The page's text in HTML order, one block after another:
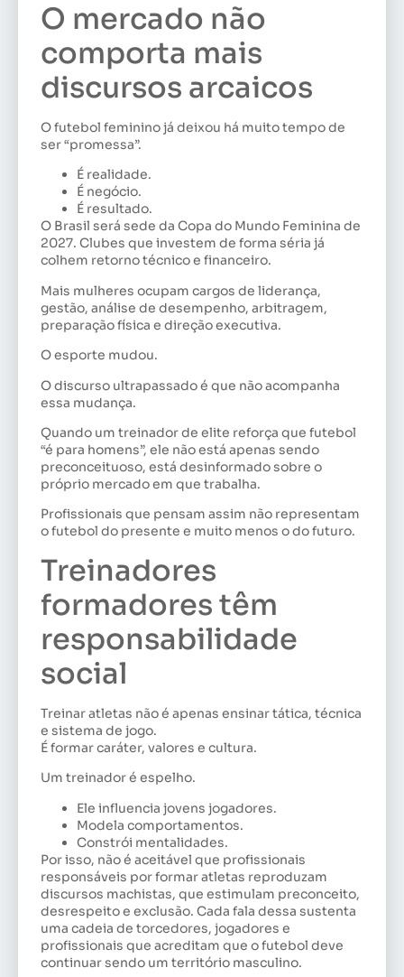
O mercado não
comporta mais
discursos arcaicos
O futebol feminino já deixou há muito tempo de
ser “promessa”.
É realidade.
É negócio.
É resultado.
O Brasil será sede da Copa do Mundo Feminina de
2027. Clubes que investem de forma séria já
colhem retorno técnico e financeiro.
Mais mulheres ocupam cargos de liderança,
gestão, análise de desempenho, arbitragem,
preparação física e direção executiva.
O esporte mudou.
O discurso ultrapassado é que não acompanha
essa mudança.
Quando um treinador de elite reforça que futebol
“é para homens”, ele não está apenas sendo
preconceituoso, está desinformado sobre o
próprio mercado em que trabalha.
Profissionais que pensam assim não representam
o futebol do presente e muito menos o do futuro.
Treinadores
formadores têm
responsabilidade
social
Treinar atletas não é apenas ensinar tática, técnica
e sistema de jogo.
É formar caráter, valores e cultura.
Um treinador é espelho.
Ele influencia jovens jogadores.
Modela comportamentos.
Constrói mentalidades.
Por isso, não é aceitável que profissionais
responsáveis por formar atletas reproduzam
discursos machistas, que estimulam preconceito,
desrespeito e exclusão. Cada fala dessa sustenta
uma cadeia de torcedores, jogadores e
profissionais que acreditam que o futebol deve
continuar sendo um território masculino.